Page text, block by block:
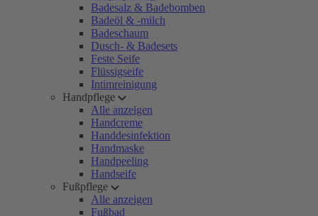
Badesalz & Badebomben
Badeöl & -milch
Badeschaum
Dusch- & Badesets
Feste Seife
Flüssigseife
Intimreinigung
Handpflege
Alle anzeigen
Handcreme
Handdesinfektion
Handmaske
Handpeeling
Handseife
Fußpflege
Alle anzeigen
Fußbad